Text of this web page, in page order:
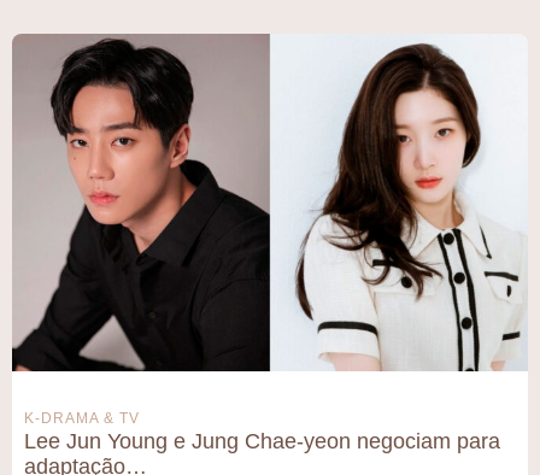
K-DRAMA & TV
Lee Jun Young e Jung Chae-yeon negociam para
adaptação…